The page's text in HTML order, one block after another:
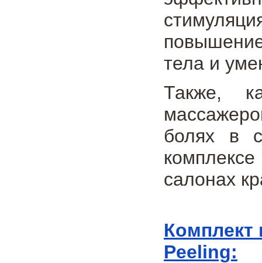
повышение
тела и
Также,
болях в
салонах
Комплект
Peeling: